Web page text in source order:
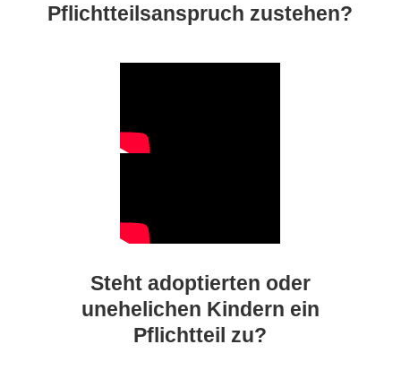
Pflichtteilsanspruch zustehen?
Steht adoptierten oder
unehelichen Kindern ein
Pflichtteil zu?